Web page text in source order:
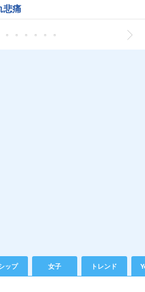
悲痛
ップ 女子 トレンド